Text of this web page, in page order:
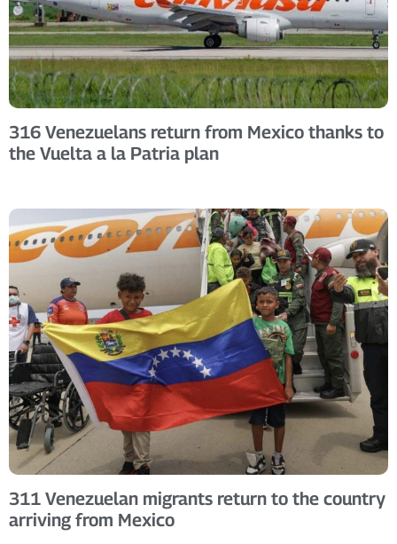
316 Venezuelans return from Mexico thanks to
the Vuelta a la Patria plan
311 Venezuelan migrants return to the country
arriving from Mexico